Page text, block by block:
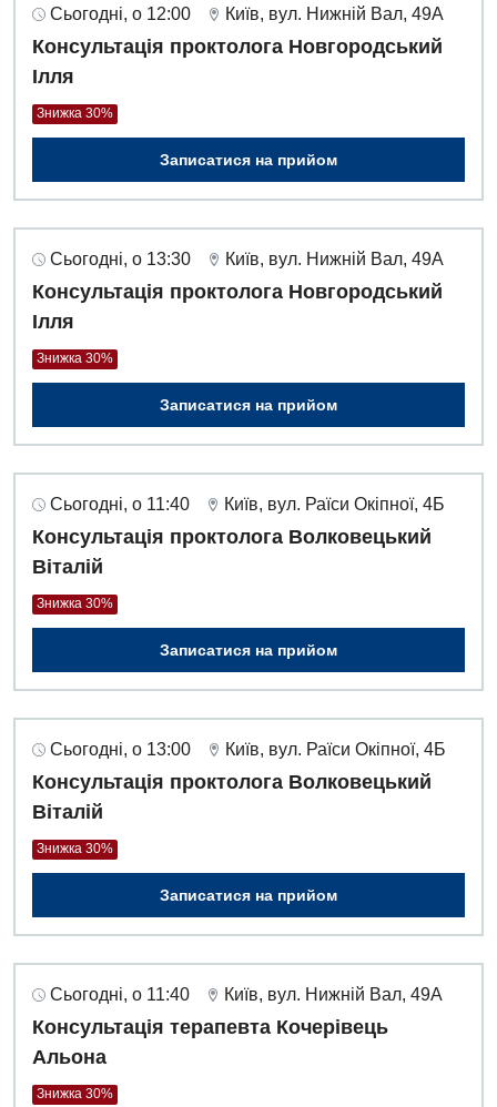
Гастроентерологія
Гематологія
Дерматовенерологія
Ендокринологія
Мамологія
Медична психологія
Неврологія
Офтальмологічне відділення
Проктологія
Пульмонологія
Терапія
Урологія
Фізіотерапія
Хірургічне відділення
Для дітей
Дитяча алергологія
Дитяча гастроентерологія
Дитяча гінекологія
Дитяча дерматовенерологія
Сьогодні, о 12:00 Київ, вул. Нижній Вал, 49А
Консультація проктолога Новгородський
Ілля
Знижка 30%
Записатися на прийом
Сьогодні, о 13:30 Київ, вул. Нижній Вал, 49А
Консультація проктолога Новгородський
Ілля
Знижка 30%
Записатися на прийом
Сьогодні, о 11:40 Київ, вул. Раїси Окіпної, 4Б
Консультація проктолога Волковецький
Віталій
Знижка 30%
Записатися на прийом
Сьогодні, о 13:00 Київ, вул. Раїси Окіпної, 4Б
Консультація проктолога Волковецький
Віталій
Знижка 30%
Записатися на прийом
Сьогодні, о 11:40 Київ, вул. Нижній Вал, 49А
Консультація терапевта Кочерівець
Альона
Знижка 30%